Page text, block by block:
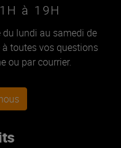
à 19H
lundi au samedi de
toutes vos questions
ou par courrier.